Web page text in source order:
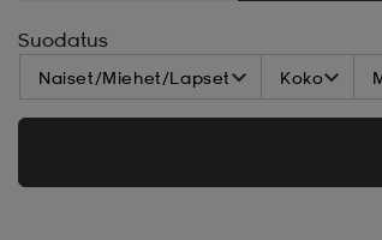
Suodatus
Naiset/Miehet/Lapset Koko